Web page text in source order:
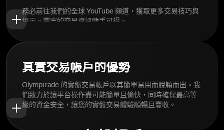
務必前往我們的全球 YouTube 頻道，獲取更多交易技巧與
提示。豐富的交易資訊隨手可得。
真實交易帳戶的優勢
Olymptrade 的實盤交易帳戶以其簡單易用而脫穎而出。我
們致力於讓平台操作盡可能簡單且愉快，同時確保最高等
級的資金安全，讓您的實盤交易體驗順暢且豐收。